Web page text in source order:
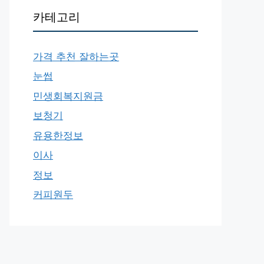
카테고리
가격 추천 잘하는곳
눈썹
민생회복지원금
보청기
유용한정보
이사
정보
커피원두